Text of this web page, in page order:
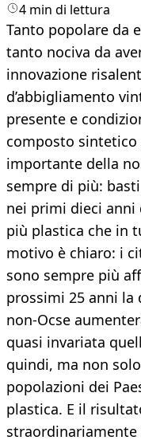
4 min di lettura
Tanto popolare da
tanto nociva da
innovazione
d’abbigliamento
presente e
composto
importante della
sempre di più:
nei primi dieci anni
più plastica che in
motivo è chiaro: i
sono sempre più
prossimi 25 anni la
non-Ocse
quasi invariata
quindi, ma non
popolazioni dei
plastica. E il